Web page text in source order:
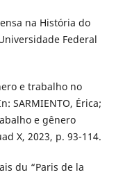
na História do
Federal
e trabalho no
SARMIENTO, Érica;
e gênero
X, 2023, p. 93-114.
du “Paris de la